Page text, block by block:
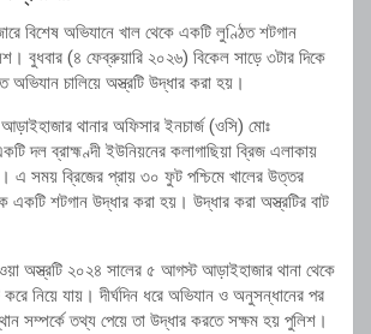
বিশেষ অভিযানে খাল থেকে একটি লুণ্ঠিত শটগান
বুধবার (৪ ফেব্রুয়ারি ২০২৬) বিকেল সাড়ে ৩টার দিকে
অভিযান চালিয়ে অস্ত্রটি উদ্ধার করা হয়।
থানার অফিসার ইনচার্জ (ওসি) মোঃ
দল ব্রাহ্মণ্দী ইউনিয়নের কলাগাছিয়া ব্রিজ এলাকায়
এ সময় ব্রিজের প্রায় ৩০ ফুট পশ্চিমে খালের উত্তর
একটি শটগান উদ্ধার করা হয়। উদ্ধার করা অস্ত্রটির বাট
অস্ত্রটি ২০২৪ সালের ৫ আগস্ট আড়াইহাজার থানা থেকে
নিয়ে যায়। দীর্ঘদিন ধরে অভিযান ও অনুসন্ধানের পর
সম্পর্কে তথ্য পেয়ে তা উদ্ধার করতে সক্ষম হয় পুলিশ।